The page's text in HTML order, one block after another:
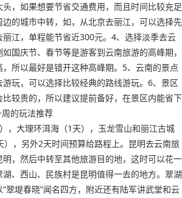
，如果想要节省交通费用，而且时间比较充足
的城市中转，如，从北京去丽江，可以选择先
江，单程能节省近300元。4、选择淡季去云
国庆节、春节等是游客到云南旅游的高峰期，
所以最好是错开这种高峰期。5、云南的景点
玩，可以选择比较经典的路线游玩。6、景区
较贵的，所以建议提前备好，在景区内能省下
的玩法推荐
，大理环洱海（1天），玉龙雪山和丽江古城
），另外2天时间预算给路程上。昆明去云南旅
，然后中转至其他旅游目的地，这时可以花一
、西山、民族村是昆明值得一去的地方。翠湖
翠堤春晓”闻名四方，附近还有陆军讲武堂和云